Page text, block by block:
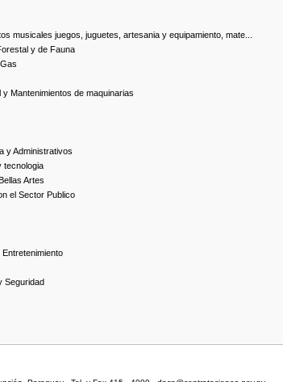
musicales juegos, juguetes, artesania y equipamiento, mate...
y de Fauna
Mantenimientos de maquinarias
y Administrativos
tecnologia
Artes
el Sector Publico
Seguridad